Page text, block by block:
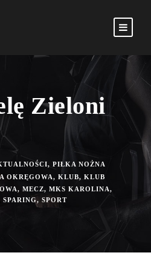
Zieloni
, PIŁKA NOŻNA
OKRĘGOWA, KLUB, KLUB
, MECZ, MKS KAROLINA,
SPARING, SPORT